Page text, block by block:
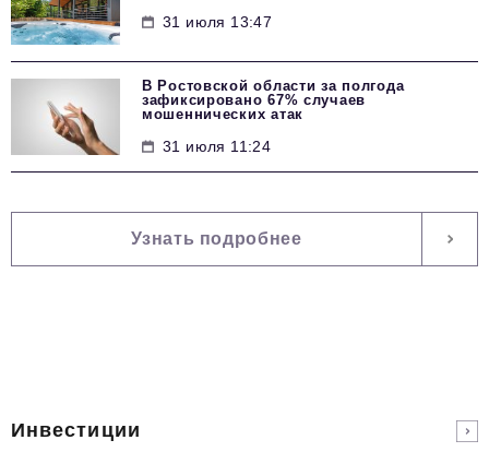
31 июля 13:47
В Ростовской области за полгода
зафиксировано 67% случаев
мошеннических атак
31 июля 11:24
Узнать подробнее
Инвестиции